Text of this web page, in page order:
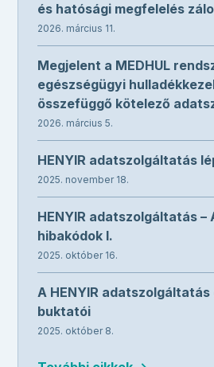
és hatósági megfelelés
2026. március 11.
Megjelent a MEDHUL
egészségügyi
összefüggő kötelező
2026. március 5.
HENYIR adatszolgáltatás
2025. november 18.
HENYIR adatszolgáltatás –
hibakódok I.
2025. október 16.
A HENYIR
buktatói
2025. október 8.